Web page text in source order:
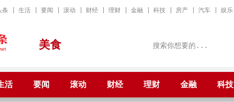
条 生活 要闻 滚动 财经 理财 金融 科技 房产 汽车 娱乐
美食
活 要闻 滚动 财经 理财 金融 科技